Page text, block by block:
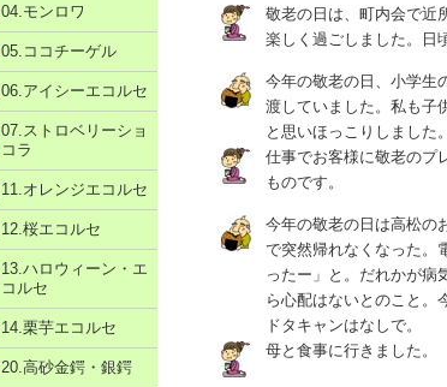
敬老の日は、町内会で近
楽しく過ごしました。日
今年の敬老の日、小学生
渡していました。私も子
と思いほっこりしました。
仕事でお客様に敬老のプ
ものです。
今年の敬老の日は高松の
で突然帰れなくなった。
ったー」と。だれかが病
ら心配はないとのこと。
ドタキャンはなしで。
母と食事に行きました。
04.モンロワ
05.ココチーゲル
06.アイシーエコルセ
07.ストロベリーショ
コラ
11.オレンジエコルセ
12.桜エコルセ
13.ハロウィーン・エ
コルセ
14.栗芋エコルセ
20.高砂金鍔・銀鍔